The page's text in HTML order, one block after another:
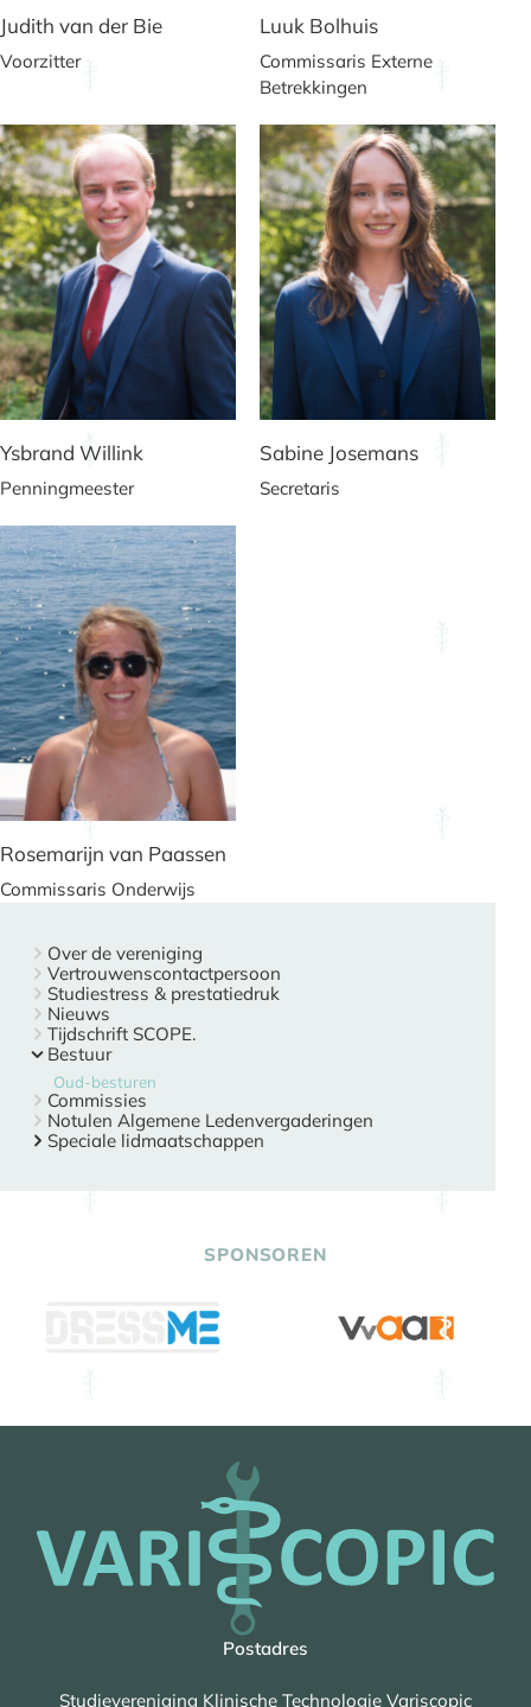
Judith van der Bie
Voorzitter
Luuk Bolhuis
Commissaris Externe
Betrekkingen
Ysbrand Willink
Penningmeester
Sabine Josemans
Secretaris
Rosemarijn van Paassen
Commissaris Onderwijs
Over de vereniging
Vertrouwenscontactpersoon
Studiestress & prestatiedruk
Nieuws
Tijdschrift SCOPE.
Bestuur
Oud-besturen
Commissies
Notulen Algemene Ledenvergaderingen
Speciale lidmaatschappen
SPONSOREN
Postadres
Studievereniging Klinische Technologie Variscopic